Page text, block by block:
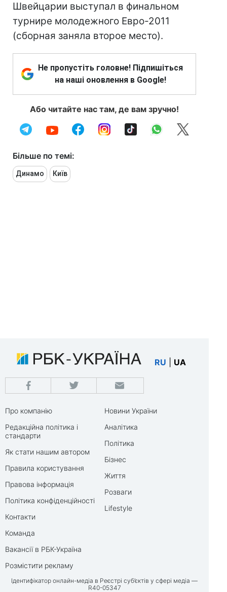
Швейцарии выступал в финальном
турнире молодежного Евро-2011
(сборная заняла второе место).
Не пропустіть головне! Підпишіться
на наші оновлення в Google!
Або читайте нас там, де вам зручно!
Більше по темі:
Динамо Київ
RU UA
Про компанію
Редакційна політика і
стандарти
Як стати нашим автором
Правила користування
Правова інформація
Політика конфіденційності
Контакти
Команда
Вакансії в РБК-Україна
Розмістити рекламу
Новини України
Аналітика
Політика
Бізнес
Життя
Розваги
Lifestyle
Ідентифікатор онлайн-медіа в Реєстрі суб’єктів у сфері медіа —
R40-05347